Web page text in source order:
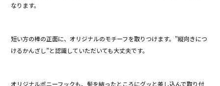
なります。
短い方の棒の正面に、オリジナルのモチーフを取りつけます。”縦向きにつ
けるかんざし”と認識していただいても大丈夫です。
オリジナルポニーフックも、髪を結ったところにグッと差し込んで取り付